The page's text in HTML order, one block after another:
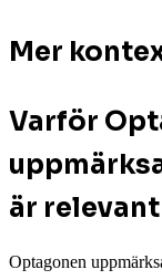
Mer
Varför
är relevant
Optagonen